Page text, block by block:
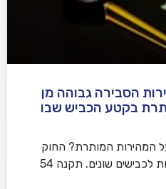
הסבירה גבוהה מן
בקטע הכביש שבו
המהירות המותרת? החוק
בישראל קובע מהירויות מרביות לכבישים שונים. תקנה 54